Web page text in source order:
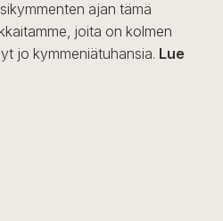
ajan tämä
joita on kolmen
jo kymmeniätuhansia. Lue